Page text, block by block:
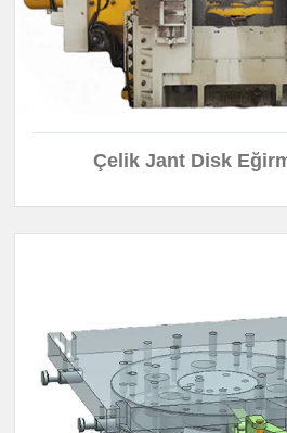
Çelik Jant Disk